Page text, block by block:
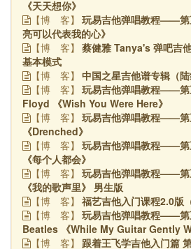
《天天想你》
【博 客】
玩易吉他弹唱教程——第
亮可以代表我的心》
【博 客】
蔡健雅 Tanya's 弹吧吉
基本模式
【博 客】 中国之星吉他谱专辑（陆
【博 客】
玩易吉他弹唱教程——
Floyd 《Wish You Were Here》
【博 客】
玩易吉他弹唱教程——第
《Drenched》
【博 客】
玩易吉他弹唱教程——第
《每个人都会》
【博 客】
玩易吉他弹唱教程——第
《我的歌声里》 男生版
【博 客】 福艺吉他入门课程2.0版
【博 客】
玩易吉他弹唱教程——第
Beatles 《While My Guitar Gently
【博 客】 跟着王飞学吉他入门篇